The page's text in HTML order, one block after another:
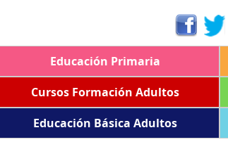
Educación Primaria
Cursos Formación Adultos
Educación Básica Adultos